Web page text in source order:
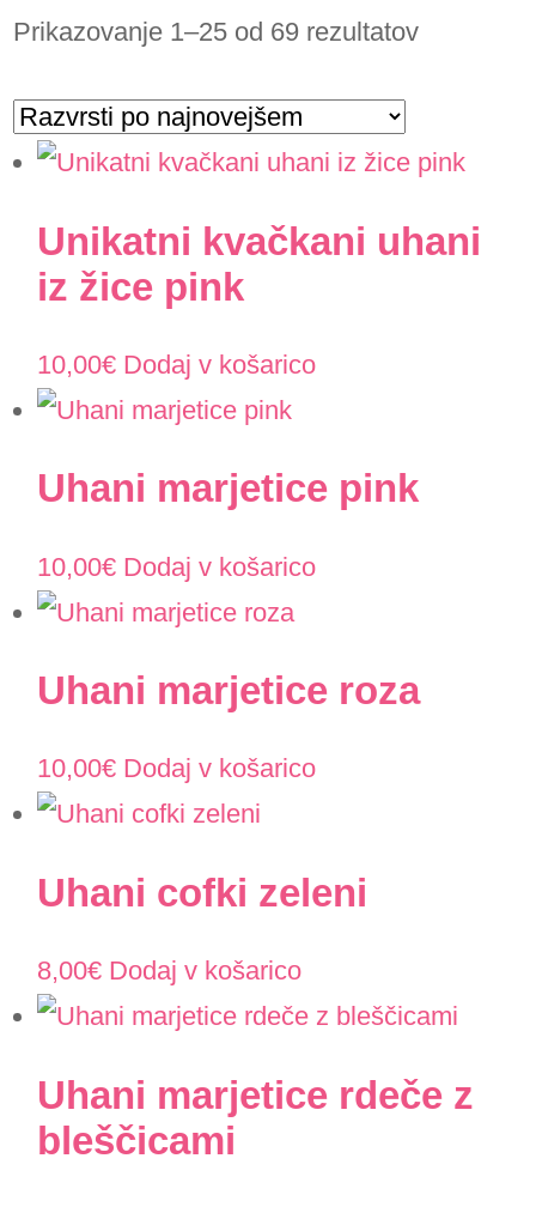
Prikazovanje 1–25 od 69 rezultatovRazvrščeno
Unikatni kvačkani uhani
iz žice pink
10,00€ Dodaj v košarico
Uhani marjetice pink
10,00€ Dodaj v košarico
Uhani marjetice roza
10,00€ Dodaj v košarico
Uhani cofki zeleni
8,00€ Dodaj v košarico
Uhani marjetice rdeče z
bleščicami